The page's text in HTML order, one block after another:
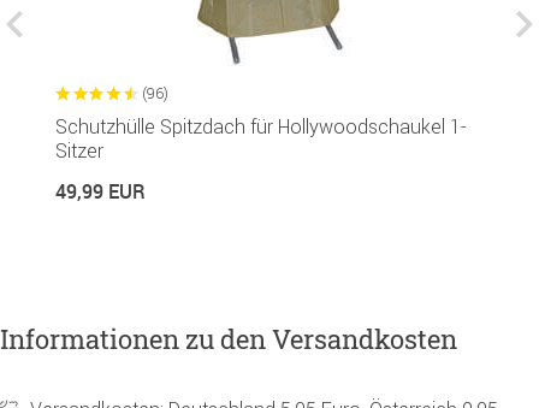
(96)
Schutzhülle Spitzdach für Hollywoodschaukel 1-
Sitzer
49,99 EUR
Informationen zu den Versandkosten